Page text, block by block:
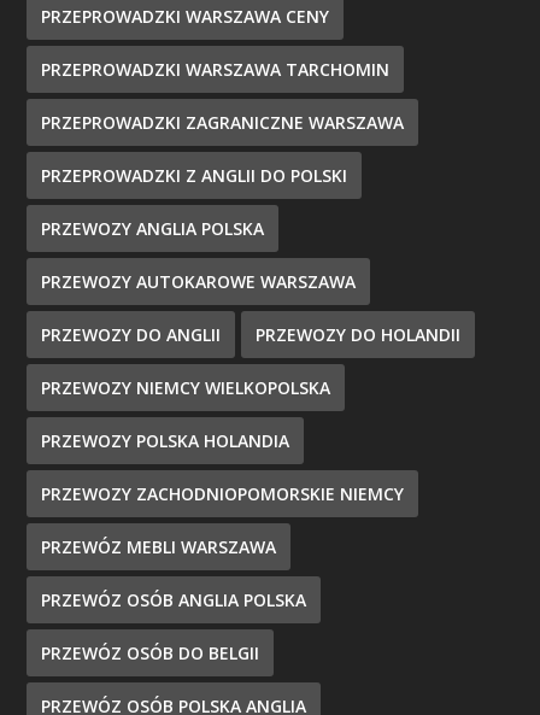
PRZEPROWADZKI WARSZAWA CENY
PRZEPROWADZKI WARSZAWA TARCHOMIN
PRZEPROWADZKI ZAGRANICZNE WARSZAWA
PRZEPROWADZKI Z ANGLII DO POLSKI
PRZEWOZY ANGLIA POLSKA
PRZEWOZY AUTOKAROWE WARSZAWA
PRZEWOZY DO ANGLII PRZEWOZY DO HOLANDII
PRZEWOZY NIEMCY WIELKOPOLSKA
PRZEWOZY POLSKA HOLANDIA
PRZEWOZY ZACHODNIOPOMORSKIE NIEMCY
PRZEWÓZ MEBLI WARSZAWA
PRZEWÓZ OSÓB ANGLIA POLSKA
PRZEWÓZ OSÓB DO BELGII
PRZEWÓZ OSÓB POLSKA ANGLIA